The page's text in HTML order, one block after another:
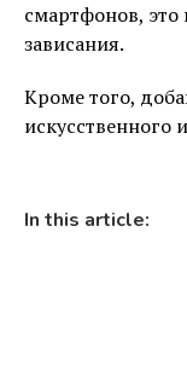
смартфонов, это
зависания.
Кроме того,
искусственного
In this article: